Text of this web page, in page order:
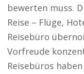
bewerten muss.
Reise – Flüge,
Reisebüro
Vorfreude
Reisebüros